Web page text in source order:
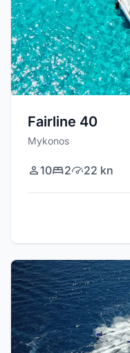
Fairline 40
Mykonos
10 2 22 kn